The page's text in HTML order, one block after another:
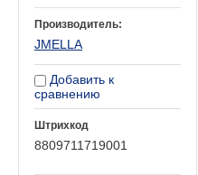
Производитель:
JMELLA
Добавить к
сравнению
Штрихкод
8809711719001